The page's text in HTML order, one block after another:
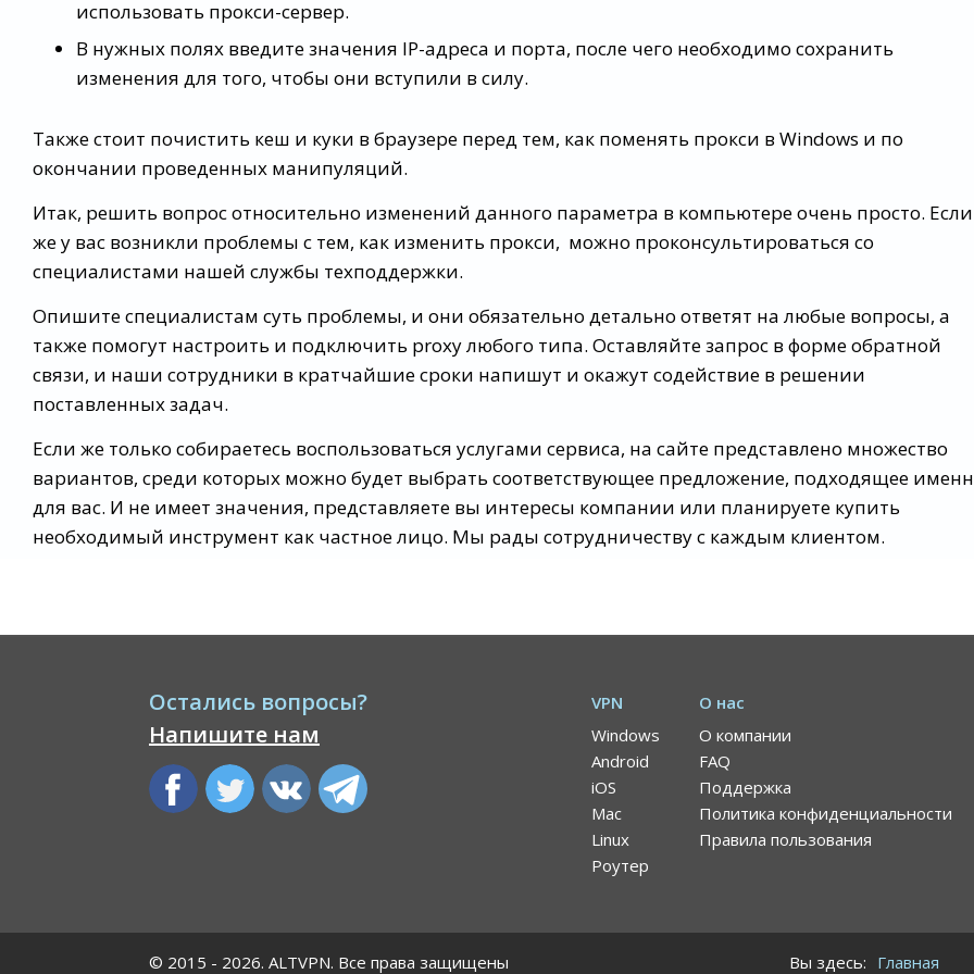
использовать прокси-сервер.
В нужных полях введите значения IP-адреса и порта, после чего необходимо сохранить
изменения для того, чтобы они вступили в силу.
Также стоит почистить кеш и куки в браузере перед тем, как поменять прокси в Windows и по
окончании проведенных манипуляций.
Итак, решить вопрос относительно изменений данного параметра в компьютере очень просто. Если
же у вас возникли проблемы с тем, как изменить прокси, можно проконсультироваться со
специалистами нашей службы техподдержки.
Опишите специалистам суть проблемы, и они обязательно детально ответят на любые вопросы, а
также помогут настроить и подключить proxy любого типа. Оставляйте запрос в форме обратной
связи, и наши сотрудники в кратчайшие сроки напишут и окажут содействие в решении
поставленных задач.
Если же только собираетесь воспользоваться услугами сервиса, на сайте представлено множество
вариантов, среди которых можно будет выбрать соответствующее предложение, подходящее
для вас. И не имеет значения, представляете вы интересы компании или планируете купить
необходимый инструмент как частное лицо. Мы рады сотрудничеству с каждым клиентом.
Остались вопросы?
Напишите нам
VPN
Windows
Android
iOS
Mac
Linux
Роутер
О нас
О компании
FAQ
Поддержка
Политика конфиденциальности
Правила пользования
© 2015 - 2026. ALTVPN. Все права защищены Вы здесь: Главная